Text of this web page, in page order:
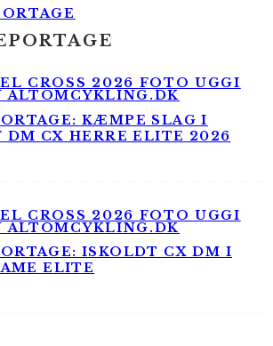
KÆMPE SLAG I
DM CX HERRE ELITE 2026
ISKOLDT CX DM I
ELITE